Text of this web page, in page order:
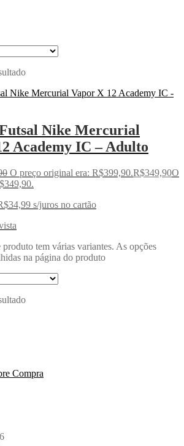
Nike Mercurial
Academy IC – Adulto
O preço original era: R$399,90.R$349,90O
34,99 s/juros no cartão
produto tem várias variantes. As opções
na página do produto
Compra